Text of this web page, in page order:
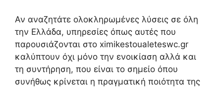
Αν αναζητάτε ολοκληρωμένες λύσεις σε όλη
την Ελλάδα, υπηρεσίες όπως αυτές που
παρουσιάζονται στο ximikestoualeteswc.gr
καλύπτουν όχι μόνο την ενοικίαση αλλά και
τη συντήρηση, που είναι το σημείο όπου
συνήθως κρίνεται η πραγματική ποιότητα της